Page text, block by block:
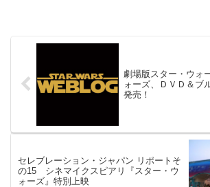
劇場版スター・ウォ
ォーズ、ＤＶＤ＆ブ
発売！
セレブレーション・ジャパン リポートそ
の15 シネマイクスピアリ『スター・ウ
ォーズ』特別上映